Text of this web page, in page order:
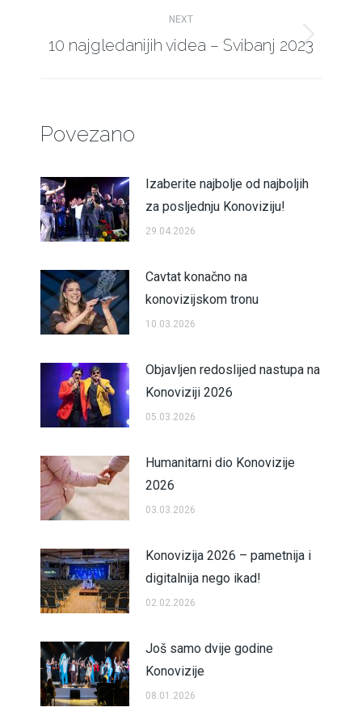
NEXT
Next
10 najgledanijih videa – Svibanj 2023
Povezano
Izaberite najbolje od najboljih
za posljednju Konoviziju!
29.04.2026
Cavtat konačno na
konovizijskom tronu
10.03.2026
Objavljen redoslijed nastupa na
Konoviziji 2026
05.03.2026
Humanitarni dio Konovizije
2026
03.03.2026
Konovizija 2026 – pametnija i
digitalnija nego ikad!
02.02.2026
Još samo dvije godine
Konovizije
08.01.2026